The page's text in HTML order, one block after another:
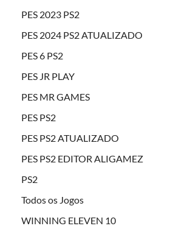
PES 2023 PS2
PES 2024 PS2 ATUALIZADO
PES 6 PS2
PES JR PLAY
PES MR GAMES
PES PS2
PES PS2 ATUALIZADO
PES PS2 EDITOR ALIGAMEZ
PS2
Todos os Jogos
WINNING ELEVEN 10